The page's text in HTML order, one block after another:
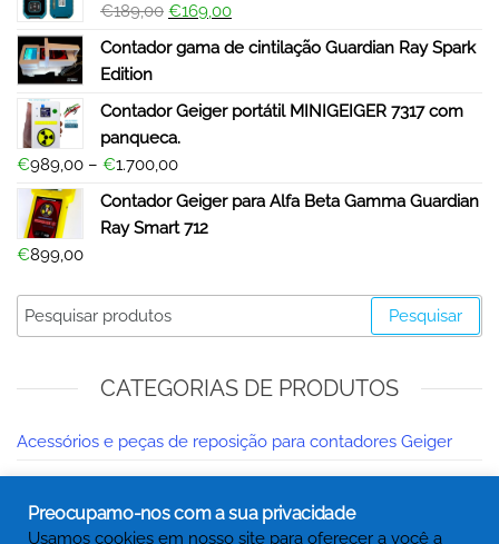
€189,00 €169,00
Contador gama de cintilação Guardian Ray Spark
Edition
Contador Geiger portátil MINIGEIGER 7317 com
panqueca.
€989,00 – €1.700,00
Contador Geiger para Alfa Beta Gamma Guardian
Ray Smart 712
€899,00
Pesquisar
CATEGORIAS DE PRODUTOS
Acessórios e peças de reposição para contadores Geiger
Contador Geiger profissional | Recursos e preços
Preocupamo-nos com a sua privacidade
Usamos cookies em nosso site para oferecer a você a